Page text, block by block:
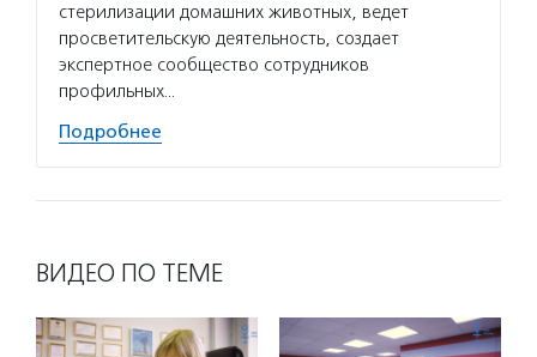
стерилизации домашних животных, ведет
просветительскую деятельность, создает
экспертное сообщество сотрудников
профильных…
Подробнее
ВИДЕО ПО ТЕМЕ